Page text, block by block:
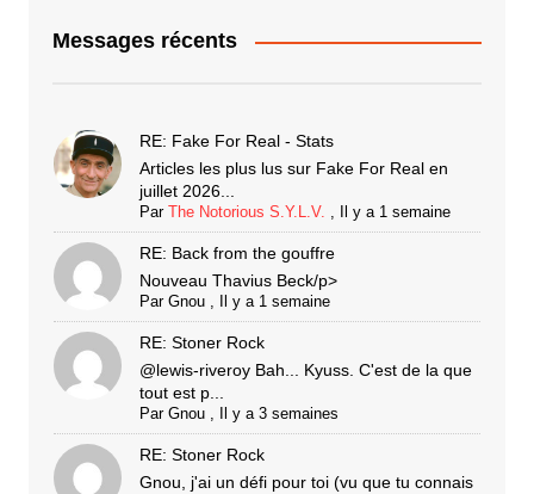
Messages récents
RE: Fake For Real - Stats
Articles les plus lus sur Fake For Real en
juillet 2026...
Par The Notorious S.Y.L.V. , Il y a 1 semaine
RE: Back from the gouffre
Nouveau Thavius Beck/p>
Par Gnou, Il y a 1 semaine
RE: Stoner Rock
@lewis-riveroy Bah... Kyuss. C'est de la que
tout est p...
Par Gnou, Il y a 3 semaines
RE: Stoner Rock
Gnou, j'ai un défi pour toi (vu que tu connais